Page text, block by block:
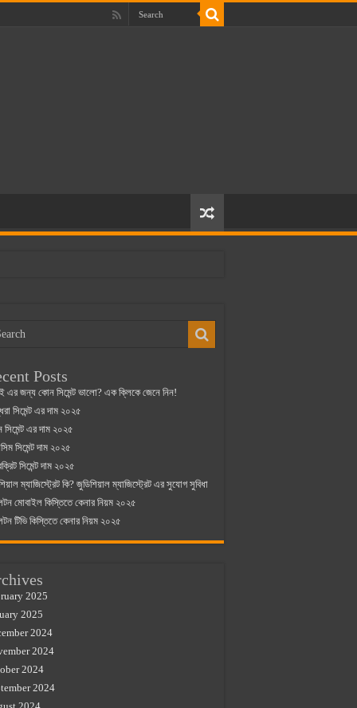
Posts
এর জন্য কোন সিমেন্ট ভালো? এক ক্লিকে জেনে নিন!
সিমেন্ট এর দাম ২০২৫
সিমেন্ট এর দাম ২০২৫
সিমেন্ট দাম ২০২৫
সিমেন্ট দাম ২০২৫
ম্যাজিস্ট্রেট কি? জুডিশিয়াল ম্যাজিস্ট্রেট এর সুযোগ সুবিধা
মোবাইল কিস্তিতে কেনার নিয়ম ২০২৫
টিভি কিস্তিতে কেনার নিয়ম ২০২৫
2025
2025
2024
2024
2024
2024